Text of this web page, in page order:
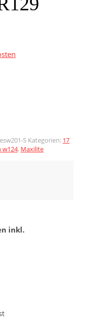
S Kategorien: 17
w124, Maxilite
inkl.